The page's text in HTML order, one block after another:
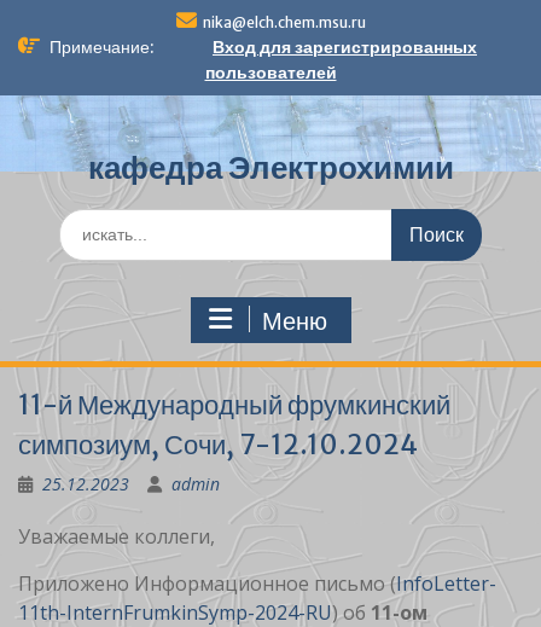
и
nika@elch.chem.msu.ru
Примечание:
Вход для зарегистрированных
пользователей
кафедра Электрохимии
П
о
и
о
:
Меню
11-й Международный фрумкинский
симпозиум, Сочи, 7-12.10.2024
25.12.2023 admin
Уважаемые коллеги,
Приложено Информационное письмо (InfoLetter-
11th-InternFrumkinSymp-2024-RU) об 11-ом